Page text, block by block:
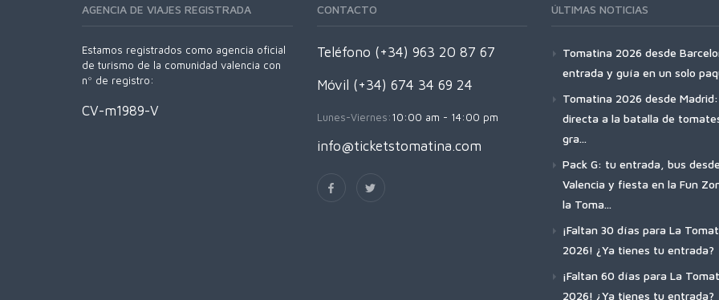
AGENCIA DE VIAJES REGISTRADA
Estamos registrados como agencia oficial
de turismo de la comunidad valencia con
nº de registro:
CV-m1989-V
CONTACTO
Teléfono (+34) 963 20 87 67
Móvil (+34) 674 34 69 24
Lunes-Viernes:10:00 am - 14:00 pm
info@ticketstomatina.com
ÚLTIMAS NOTICIAS
Tomatina 2026 desde
entrada y guía en un solo
Tomatina 2026 desde
directa a la batalla de
gra...
Pack G: tu entrada, bus
Valencia y fiesta en la Fun
la Toma...
¡Faltan 30 días para La
2026! ¿Ya tienes tu entrada?
¡Faltan 60 días para La
2026! ¿Ya tienes tu entrada?